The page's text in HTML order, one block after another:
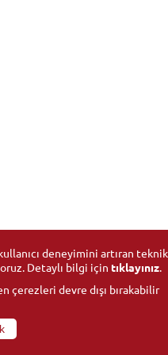
deneyimini artıran teknik
Detaylı bilgi için tıklayınız.
çerezleri devre dışı bırakabilir
- Tüm hakları saklıdır.